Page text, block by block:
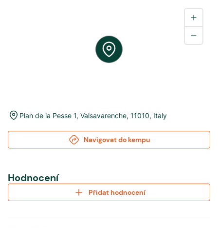
Plan de la Pesse 1, Valsavarenche, 11010, Italy
Navigovat do kempu
Hodnocení
Přidat hodnocení